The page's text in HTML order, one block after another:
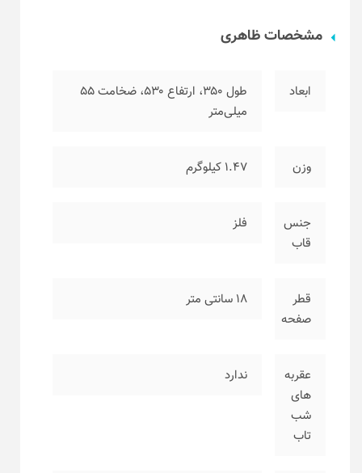
مشخصات ظاهری
ابعاد
طول ۳۵۰، ارتفاع ۵۳۰، ضخامت ۵۵
میلی‌متر
وزن ۱.۴۷ کیلوگرم
جنس
قاب
فلز
قطر
صفحه
۱۸ سانتی متر
عقربه
های
شب
تاب
ندارد